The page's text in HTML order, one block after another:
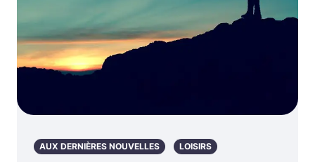
AUX DERNIÈRES NOUVELLES LOISIRS